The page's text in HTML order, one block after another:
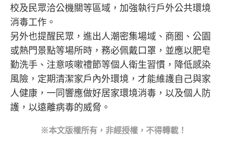
校及民眾洽公機關等區域，加強執行戶外公共環境
消毒工作。
另外也提醒民眾，進出人潮密集場域、商圈、公園
或熱門景點等場所時，務必佩戴口罩，並應以肥皂
勤洗手、注意咳嗽禮節等個人衛生習慣，降低感染
風險，定期清潔家戶內外環境，才能維護自己與家
人健康，一同響應做好居家環境消毒，以及個人防
護，以遠離病毒的威脅。
※本文版權所有，非經授權，不得轉載！